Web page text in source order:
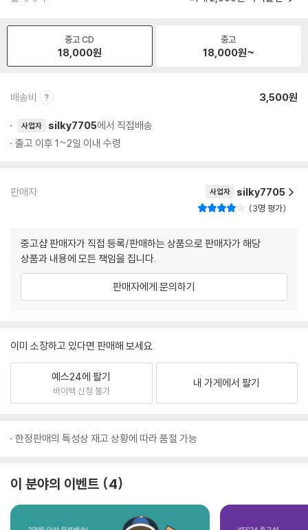
중고 CD
18,000원
중고
18,000원~
배송비 3,500원
사업자 silky7705에서 직접배송
출고 이후 1~2일 이내 수령
판매자 사업자 silky7705
3명 평가
중고샵 판매자가 직접 등록/판매하는 상품으로 판매자가 해당
상품과 내용에 모든 책임을 집니다.
판매자에게 문의하기
이미 소장하고 있다면 판매해 보세요.
예스24에 팔기
바이백 신청 불가
내 가게에서 팔기
한정판매의 특성상 재고 상황에 따라 품절 가능
이 분야의 이벤트 4